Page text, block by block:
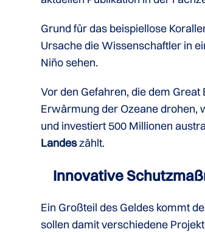
Grund für das beispiellose
Ursache die Wissenschaftler in
Niño sehen.
Vor den Gefahren, die dem
Erwärmung der Ozeane drohen,
und investiert 500 Millionen
Landeszählt.
Innovative
Ein Großteil des Geldes kommt
sollen damit verschiedene